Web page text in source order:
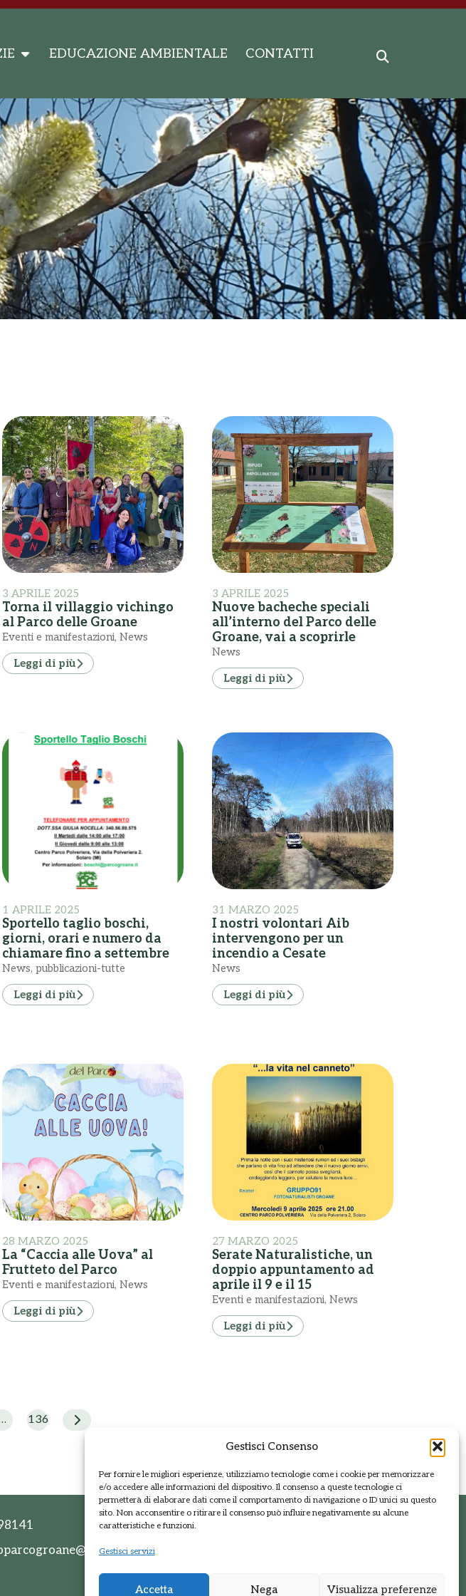
Gestisci Consenso
Per fornire le migliori esperienze, utilizziamo tecnologie come i cookie per memorizzare
e/o accedere alle informazioni del dispositivo. Il consenso a queste tecnologie ci
permetterà di elaborare dati come il comportamento di navigazione o ID unici su questo
sito. Non acconsentire o ritirare il consenso può influire negativamente su alcune
caratteristiche e funzioni.
Gestisci servizi
Accetta Nega Visualizza preferenze
EDUCAZIONE AMBIENTALE CONTATTI
3 APRILE 2025
Torna il villaggio vichingo
al Parco delle Groane
Eventi e manifestazioni, News
Leggi di più
3 APRILE 2025
Nuove bacheche speciali
all’interno del Parco delle
Groane, vai a scoprirle
News
Leggi di più
1 APRILE 2025
Sportello taglio boschi,
giorni, orari e numero da
chiamare fino a settembre
News, pubblicazioni-tutte
Leggi di più
31 MARZO 2025
I nostri volontari Aib
intervengono per un
incendio a Cesate
News
Leggi di più
28 MARZO 2025
La “Caccia alle Uova” al
Frutteto del Parco
Eventi e manifestazioni, News
Leggi di più
27 MARZO 2025
Serate Naturalistiche, un
doppio appuntamento ad
aprile il 9 e il 15
Eventi e manifestazioni, News
Leggi di più
136